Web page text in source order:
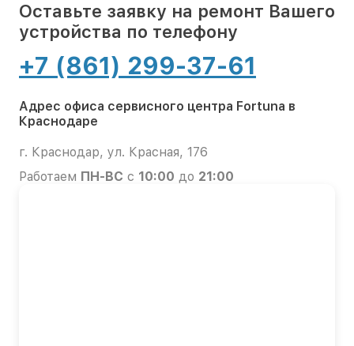
Оставьте заявку на ремонт Вашего
устройства по телефону
+7 (861) 299-37-61
Адрес офиса сервисного центра Fortuna в
Краснодаре
г. Краснодар, ул. Красная, 176
Работаем ПН-ВС с 10:00 до 21:00